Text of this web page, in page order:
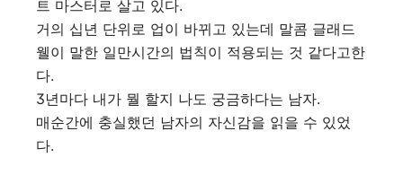
트 마스터로 살고 있다.
거의 십년 단위로 업이 바뀌고 있는데 말콤 글래드
웰이 말한 일만시간의 법칙이 적용되는 것 같다고한
다.
3년마다 내가 뭘 할지 나도 궁금하다는 남자.
매순간에 충실했던 남자의 자신감을 읽을 수 있었
다.